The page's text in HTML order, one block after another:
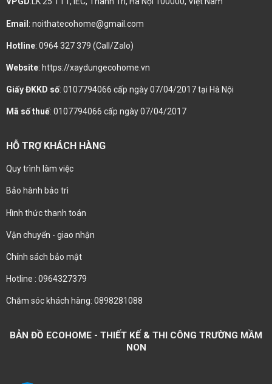
Email: noithatecohome@gmail.com
Hotline: 0964 327 379 (Call/Zalo)
Website: https://xaydungecohome.vn
Giấy ĐKKD số: 0107794066 cấp ngày 07/04/2017 tại Hà Nội
Mã số thuế: 0107794066 cấp ngày 07/04/2017
HỖ TRỢ KHÁCH HÀNG
Quy trình làm việc
Bảo hành bảo trì
Hình thức thanh toán
Vận chuyển - giao nhận
Chính sách bảo mật
Hotline : 0964327379
Chăm sóc khách hàng: 0898281088
BẢN ĐỒ ECOHOME - THIẾT KẾ & THI CÔNG TRƯỜNG MẦM
NON